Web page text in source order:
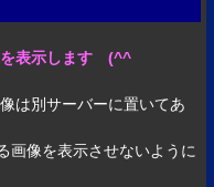
表示します (^^ゞ
は別サーバーに置いてあ
画像を表示させないように